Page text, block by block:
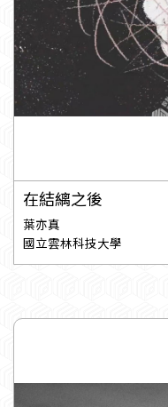
在結縭之後
葉亦真
國立雲林科技大學